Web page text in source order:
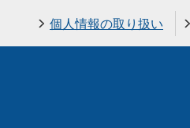
個人情報の取り扱い